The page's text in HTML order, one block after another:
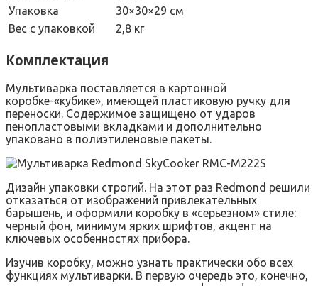
Упаковка
30×30×29 см
Вес с упаковкой
2,8 кг
Комплектация
Мультиварка поставляется в картонной
коробке-«кубике», имеющей пластиковую ручку для
переноски. Содержимое защищено от ударов
пенопластовыми вкладками и дополнительно
упаковано в полиэтиленовые пакеты.
Дизайн упаковки строгий. На этот раз Redmond решили
отказаться от изображений привлекательных
барышень, и оформили коробку в «серьезном» стиле:
черный фон, минимум ярких шрифтов, акцент на
ключевых особенностях прибора.
Изучив коробку, можно узнать практически обо всех
функциях мультиварки. В первую очередь это, конечно,